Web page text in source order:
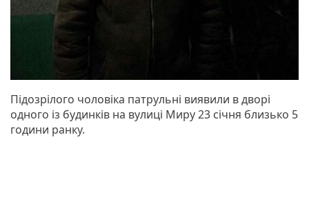
Підозрілого чоловіка патрульні виявили в дворі
одного із будинків на вулиці Миру 23 січня близько 5
години ранку.